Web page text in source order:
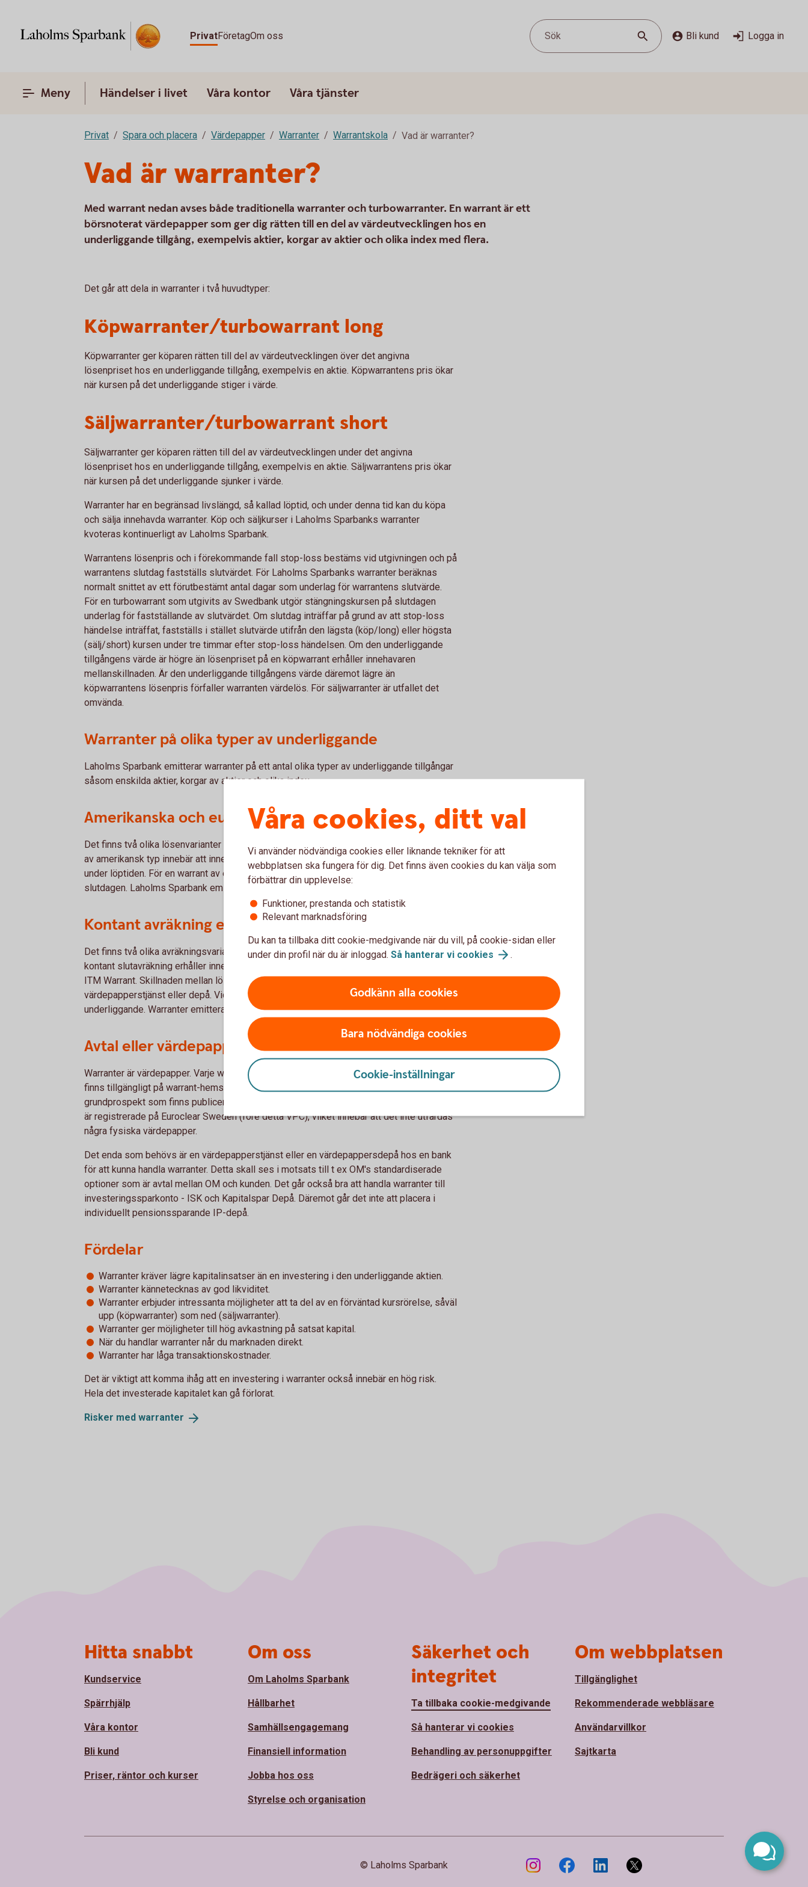
PrivatFöretagOm oss Sök Bli kund Logga in
Meny Händelser i livet Våra kontor Våra tjänster
Privat Spara och placera Värdepapper Warranter Warrantskola Vad är warranter?
Vad är warranter?
Med warrant nedan avses både traditionella warranter och turbowarranter. En warrant är ett
börsnoterat värdepapper som ger dig rätten till en del av värdeutvecklingen hos en
underliggande tillgång, exempelvis aktier, korgar av aktier och olika index med flera.
Det går att dela in warranter i två huvudtyper:
Köpwarranter/turbowarrant long
Köpwarranter ger köparen rätten till del av värdeutvecklingen över det angivna
lösenpriset hos en underliggande tillgång, exempelvis en aktie. Köpwarrantens pris ökar
när kursen på det underliggande stiger i värde.
Säljwarranter/turbowarrant short
Säljwarranter ger köparen rätten till del av värdeutvecklingen under det angivna
lösenpriset hos en underliggande tillgång, exempelvis en aktie. Säljwarrantens pris ökar
när kursen på det underliggande sjunker i värde.
Warranter har en begränsad livslängd, så kallad löptid, och under denna tid kan du köpa
och sälja innehavda warranter. Köp och säljkurser i Laholms Sparbanks warranter
kvoteras kontinuerligt av Laholms Sparbank.
Warrantens lösenpris och i förekommande fall stop-loss bestäms vid utgivningen och på
warrantens slutdag fastställs slutvärdet. För Laholms Sparbanks warranter beräknas
normalt snittet av ett förutbestämt antal dagar som underlag för warrantens slutvärde.
För en turbowarrant som utgivits av Swedbank utgör stängningskursen på slutdagen
underlag för fastställande av slutvärdet. Om slutdag inträffar på grund av att stop-loss
händelse inträffat, fastställs i stället slutvärde utifrån den lägsta (köp/long) eller högsta
(sälj/short) kursen under tre timmar efter stop-loss händelsen. Om den underliggande
tillgångens värde är högre än lösenpriset på en köpwarrant erhåller innehavaren
mellanskillnaden. Är den underliggande tillgångens värde däremot lägre än
köpwarrantens lösenpris förfaller warranten värdelös. För säljwarranter är utfallet det
omvända.
Warranter på olika typer av underliggande
Laholms Sparbank emitterar warranter på ett antal olika typer av underliggande tillgångar
såsom enskilda aktier, korgar av aktier och olika index.
Amerikanska och europeiska warranter
Det finns två olika lösenvarianter av warranter, amerikanska och europeiska. En warrant
av amerikansk typ innebär att innehavaren kan begära warranten inlöst när som helst
under löptiden. För en warrant av europeisk typ kan inlösen endast ske på
slutdagen. Laholms Sparbank emitterar bara warranter av europeisk typ.
Kontant avräkning eller leverans
Det finns två olika avräkningsvarianter av warranter, kontant avräkning och leverans. Vid
kontant slutavräkning erhåller innehavaren, med hänsyn tagen till multiplikatorn vid en
ITM Warrant. Skillnaden mellan lösenpriset och slutkursen (realvärdet) kontant till sin
värdepapperstjänst eller depå. Vid fysisk leverans erhåller innehavaren det
underliggande. Warranter emitterade av Laholms Sparbank har kontant slutavräkning.
Avtal eller värdepapper
Warranter är värdepapper. Varje warrant beskrivs och definieras av slutliga villkor, som
finns tillgängligt på warrant-hemsidan under Analysverktyget. Slutliga villkor utgörs av ett
grundprospekt som finns publicerat på www.swedbank.se. Laholms Sparbanks warranter
är registrerade på Euroclear Sweden (före detta VPC), vilket innebär att det inte utfärdas
några fysiska värdepapper.
Det enda som behövs är en värdepapperstjänst eller en värdepappersdepå hos en bank
för att kunna handla warranter. Detta skall ses i motsats till t ex OM's standardiserade
optioner som är avtal mellan OM och kunden. Det går också bra att handla warranter till
investeringssparkonto - ISK och Kapitalspar Depå. Däremot går det inte att placera i
individuellt pensionssparande IP-depå.
Fördelar
Warranter kräver lägre kapitalinsatser än en investering i den underliggande aktien.
Warranter kännetecknas av god likviditet.
Warranter erbjuder intressanta möjligheter att ta del av en förväntad kursrörelse, såväl
upp (köpwarranter) som ned (säljwarranter).
Warranter ger möjligheter till hög avkastning på satsat kapital.
När du handlar warranter når du marknaden direkt.
Warranter har låga transaktionskostnader.
Det är viktigt att komma ihåg att en investering i warranter också innebär en hög risk.
Hela det investerade kapitalet kan gå förlorat.
Risker med warranter
Våra cookies, ditt val
Vi använder nödvändiga cookies eller liknande tekniker för att
webbplatsen ska fungera för dig. Det finns även cookies du kan välja som
förbättrar din upplevelse:
Funktioner, prestanda och statistik
Relevant marknadsföring
Du kan ta tillbaka ditt cookie-medgivande när du vill, på cookie-sidan eller
under din profil när du är inloggad. Så hanterar vi cookies .
Godkänn alla cookies
Bara nödvändiga cookies
Cookie-inställningar
Hitta snabbt
Kundservice
Spärrhjälp
Våra kontor
Bli kund
Priser, räntor och kurser
Om oss
Om Laholms Sparbank
Hållbarhet
Samhällsengagemang
Finansiell information
Jobba hos oss
Styrelse och organisation
Säkerhet och
integritet
Ta tillbaka cookie-medgivande
Så hanterar vi cookies
Behandling av personuppgifter
Bedrägeri och säkerhet
Om webbplatsen
Tillgänglighet
Rekommenderade webbläsare
Användarvillkor
Sajtkarta
© Laholms Sparbank